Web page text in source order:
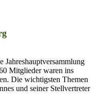
Jahreshauptversammlung
Mitglieder waren ins
Die wichtigsten Themen
und seiner Stellvertreter